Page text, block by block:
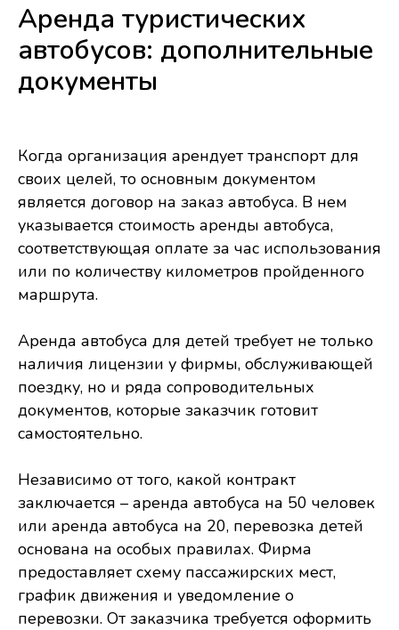
Аренда туристических
автобусов: дополнительные
документы
Когда организация арендует транспорт для
своих целей, то основным документом
является договор на заказ автобуса. В нем
указывается стоимость аренды автобуса,
соответствующая оплате за час использования
или по количеству километров пройденного
маршрута.
Аренда автобуса для детей требует не только
наличия лицензии у фирмы, обслуживающей
поездку, но и ряда сопроводительных
документов, которые заказчик готовит
самостоятельно.
Независимо от того, какой контракт
заключается – аренда автобуса на 50 человек
или аренда автобуса на 20, перевозка детей
основана на особых правилах. Фирма
предоставляет схему пассажирских мест,
график движения и уведомление о
перевозки. От заказчика требуется оформить